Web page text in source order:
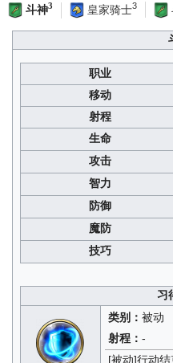
斗神3 皇家骑士3
职业
移动
射程
生命
攻击
智力
防御
魔防
技巧
习
类别：被动
射程：-
[被动]行动